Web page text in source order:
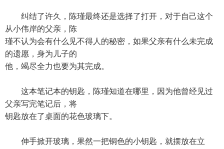
纠结了许久，陈瑾最终还是选择了打开，对于自己这个
从小伟岸的父亲，陈
瑾不认为会有什么见不得人的秘密，如果父亲有什么未完成
的遗愿，身为儿子的
他，竭尽全力也要为其完成。
这本笔记本的钥匙，陈瑾知道在哪里，因为他曾经见过
父亲写完笔记后，将
钥匙放在了桌面的花色玻璃下。
伸手掀开玻璃，果然一把铜色的小钥匙，就摆放在立